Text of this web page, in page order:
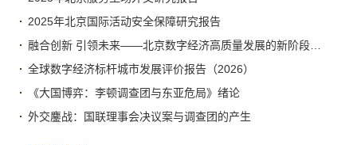
2025年北京国际活动安全保障研究报告
全球数字经济标杆城市发展评价报告（2026）
《大国博弈：李顿调查团与东亚危局》绪论
外交鏖战：国联理事会决议案与调查团的产生